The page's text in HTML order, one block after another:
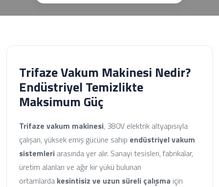
Trifaze Vakum Makinesi Nedir?
Endüstriyel Temizlikte
Maksimum Güç
Trifaze vakum makinesi, 380V elektrik altyapısıyla
çalışan, yüksek emiş gücüne sahip endüstriyel vakum
sistemleriarasında yer alır. Sanayi tesisleri, fabrikalar,
üretim alanları ve ağır kir yükü bulunan
ortamlarda kesintisiz ve uzun süreli çalışma için